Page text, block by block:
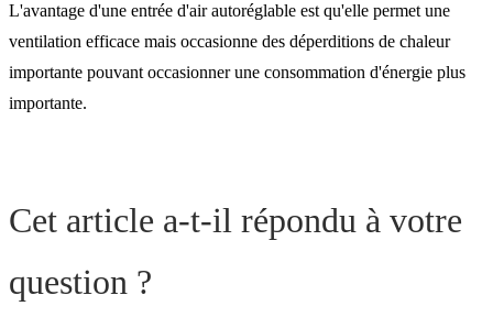
L'avantage d'une entrée d'air autoréglable est qu'elle permet une
ventilation efficace mais occasionne des déperditions de chaleur
importante pouvant occasionner une consommation d'énergie plus
importante.
Cet article a-t-il répondu à votre
question ?